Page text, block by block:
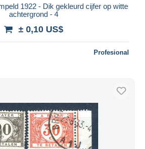
1922 - Dik gekleurd cijfer op witte
achtergrond - 4
± 0,10 US$
Profesional